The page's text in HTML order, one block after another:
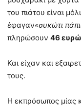
του πιάτου είναι
έφαγαν«συκώτι
πληρώσουν 46 ευρώ
Και είχαν και
τους.
Η εκπρόσωπος μίας